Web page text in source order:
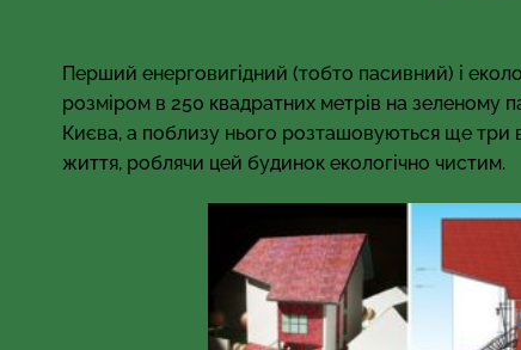
Перший енерговигідний (тобто пасивний) і
розміром в 250 квадратних метрів на зеленому
Києва, а поблизу нього розташовуються ще три
життя, роблячи цей будинок екологічно чистим.